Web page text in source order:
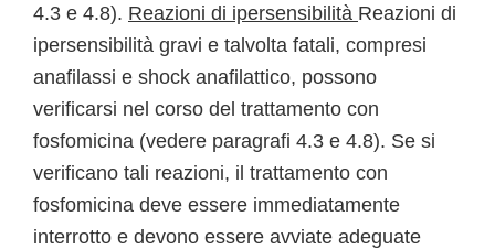
4.3 e 4.8). Reazioni di ipersensibilità Reazioni di
ipersensibilità gravi e talvolta fatali, compresi
anafilassi e shock anafilattico, possono
verificarsi nel corso del trattamento con
fosfomicina (vedere paragrafi 4.3 e 4.8). Se si
verificano tali reazioni, il trattamento con
fosfomicina deve essere immediatamente
interrotto e devono essere avviate adeguate